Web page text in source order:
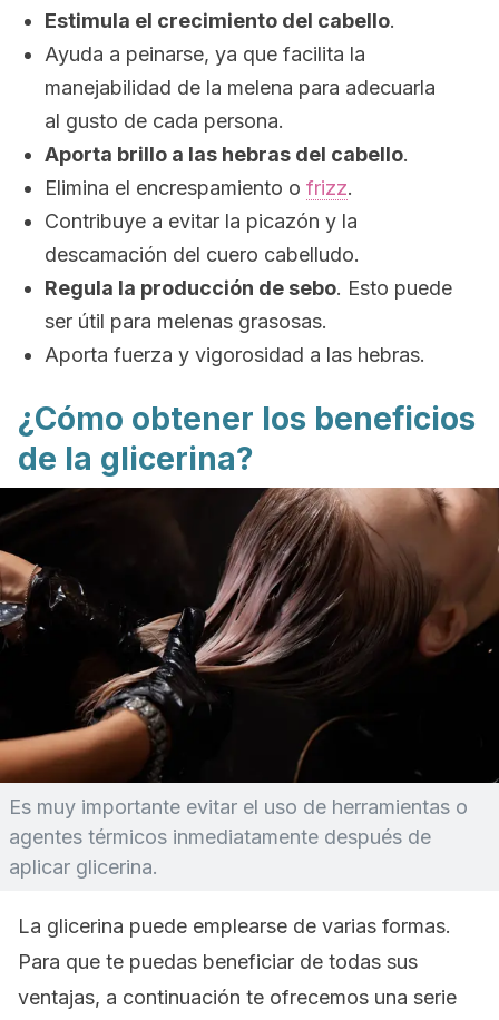
Estimula el crecimiento del cabello.
Ayuda a peinarse, ya que facilita la
manejabilidad de la melena para adecuarla
al gusto de cada persona.
Aporta brillo a las hebras del cabello.
Elimina el encrespamiento o frizz.
Contribuye a evitar la picazón y la
descamación del cuero cabelludo.
Regula la producción de sebo. Esto puede
ser útil para melenas grasosas.
Aporta fuerza y vigorosidad a las hebras.
¿Cómo obtener los beneficios
de la glicerina?
Es muy importante evitar el uso de herramientas o
agentes térmicos inmediatamente después de
aplicar glicerina.
La glicerina puede emplearse de varias formas.
Para que te puedas beneficiar de todas sus
ventajas, a continuación te ofrecemos una serie